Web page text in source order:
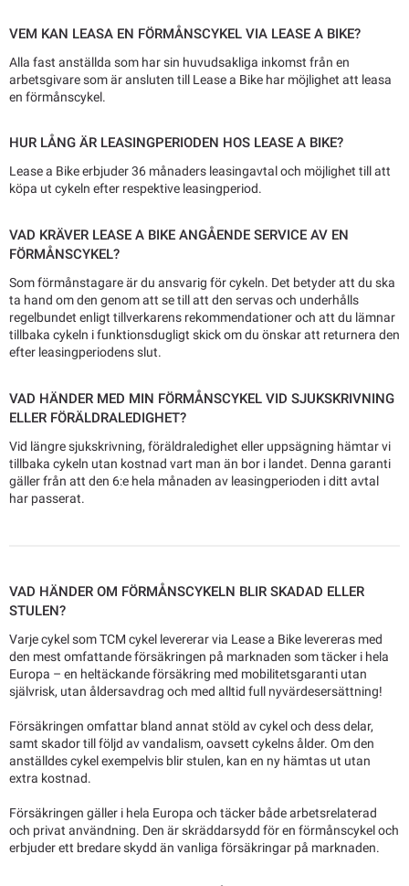
VEM KAN LEASA EN FÖRMÅNSCYKEL VIA LEASE A BIKE?
Alla fast anställda som har sin huvudsakliga inkomst från en
arbetsgivare som är ansluten till Lease a Bike har möjlighet att leasa
en förmånscykel.
HUR LÅNG ÄR LEASINGPERIODEN HOS LEASE A BIKE?
Lease a Bike erbjuder 36 månaders leasingavtal och möjlighet till att
köpa ut cykeln efter respektive leasingperiod.
VAD KRÄVER LEASE A BIKE ANGÅENDE SERVICE AV EN
FÖRMÅNSCYKEL?
Som förmånstagare är du ansvarig för cykeln. Det betyder att du ska
ta hand om den genom att se till att den servas och underhålls
regelbundet enligt tillverkarens rekommendationer och att du lämnar
tillbaka cykeln i funktionsdugligt skick om du önskar att returnera den
efter leasingperiodens slut.
VAD HÄNDER MED MIN FÖRMÅNSCYKEL VID SJUKSKRIVNING
ELLER FÖRÄLDRALEDIGHET?
Vid längre sjukskrivning, föräldraledighet eller uppsägning hämtar vi
tillbaka cykeln utan kostnad vart man än bor i landet. Denna garanti
gäller från att den 6:e hela månaden av leasingperioden i ditt avtal
har passerat.
VAD HÄNDER OM FÖRMÅNSCYKELN BLIR SKADAD ELLER
STULEN?
Varje cykel som TCM cykel levererar via Lease a Bike levereras med
den mest omfattande försäkringen på marknaden som täcker i hela
Europa – en heltäckande försäkring med mobilitetsgaranti utan
självrisk, utan åldersavdrag och med alltid full nyvärdesersättning!
Försäkringen omfattar bland annat stöld av cykel och dess delar,
samt skador till följd av vandalism, oavsett cykelns ålder. Om den
anställdes cykel exempelvis blir stulen, kan en ny hämtas ut utan
extra kostnad.
Försäkringen gäller i hela Europa och täcker både arbetsrelaterad
och privat användning. Den är skräddarsydd för en förmånscykel och
erbjuder ett bredare skydd än vanliga försäkringar på marknaden.